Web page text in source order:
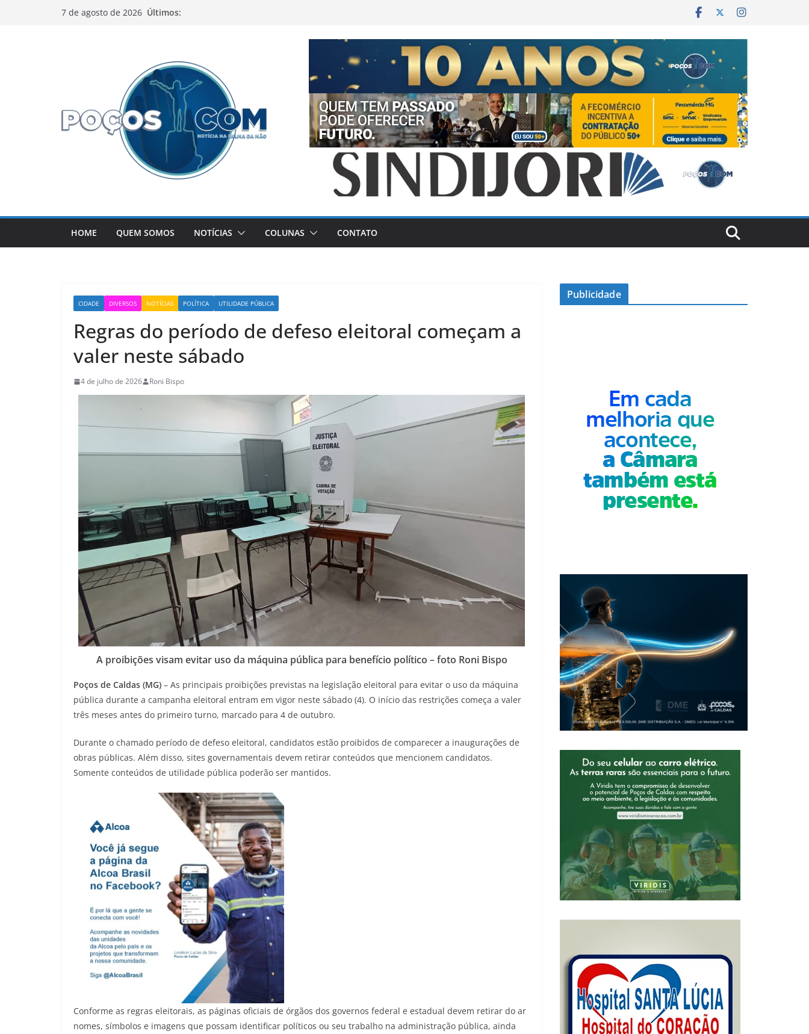
7 de agosto de 2026 Últimos:
HOME QUEM SOMOS NOTÍCIAS COLUNAS CONTATO
CIDADE DIVERSOS NOTÍCIAS POLÍTICA UTILIDADE PÚBLICA
Regras do período de defeso eleitoral começam a
valer neste sábado
4 de julho de 2026 Roni Bispo
A proibições visam evitar uso da máquina pública para benefício político – foto Roni Bispo
Poços de Caldas (MG) – As principais proibições previstas na legislação eleitoral para evitar o uso da máquina
pública durante a campanha eleitoral entram em vigor neste sábado (4). O início das restrições começa a valer
três meses antes do primeiro turno, marcado para 4 de outubro.
Durante o chamado período de defeso eleitoral, candidatos estão proibidos de comparecer a inaugurações de
obras públicas. Além disso, sites governamentais devem retirar conteúdos que mencionem candidatos.
Somente conteúdos de utilidade pública poderão ser mantidos.
Conforme as regras eleitorais, as páginas oficiais de órgãos dos governos federal e estadual devem retirar do ar
nomes, símbolos e imagens que possam identificar políticos ou seu trabalho na administração pública, ainda
Publicidade